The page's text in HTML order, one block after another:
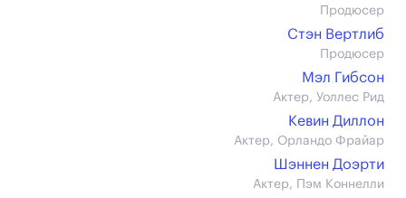
Продюсер
Стэн Вертлиб
Продюсер
Мэл Гибсон
Актер, Уоллес Рид
Кевин Диллон
Актер, Орландо Фрайар
Шэннен Доэрти
Актер, Пэм Коннелли